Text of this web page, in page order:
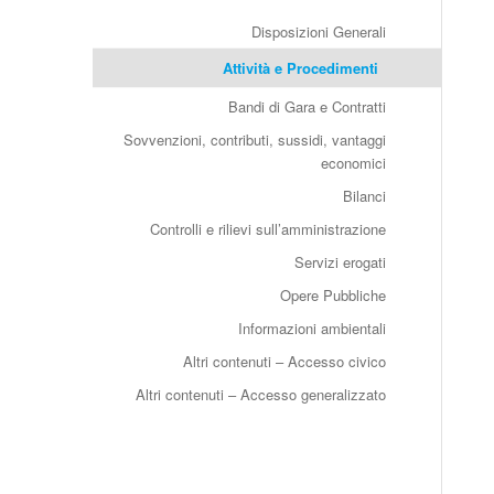
Disposizioni Generali
Attività e Procedimenti
Bandi di Gara e Contratti
Sovvenzioni, contributi, sussidi, vantaggi
economici
Bilanci
Controlli e rilievi sull’amministrazione
Servizi erogati
Opere Pubbliche
Informazioni ambientali
Altri contenuti – Accesso civico
Altri contenuti – Accesso generalizzato